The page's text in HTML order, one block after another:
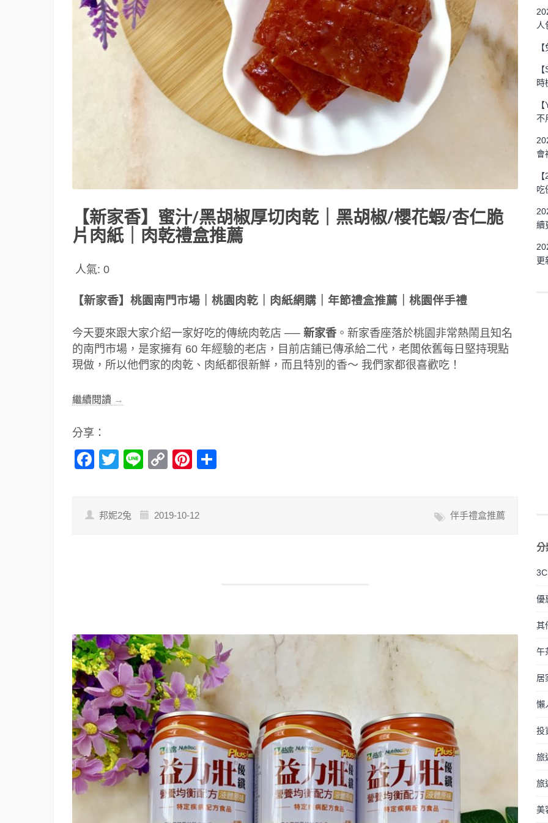
【新家香】蜜汁/黑胡椒厚切肉乾｜黑胡椒/櫻花蝦/杏仁脆
片肉紙｜肉乾禮盒推薦
人氣: 0
【新家香】桃園南門市場｜桃園肉乾｜肉紙網購｜年節禮盒推薦｜桃園伴手禮
今天要來跟大家介紹一家好吃的傳統肉乾店 ── 新家香 。新家香座落於桃園非常熱鬧且知名
的南門市場，是家擁有 60 年經驗的老店，目前店鋪已傳承給二代，老闆依舊每日堅持現點
現做，所以他們家的肉乾、肉紙都很新鮮，而且特別的香～ 我們家都很喜歡吃！
繼續閱讀 →
分享：
Facebook
Twitter
LineCopyPinterest
邦妮2兔 2019-10-12 伴手禮盒推薦
人
時
不
會
吃
續
更
分
優
其
午
居
懶
投
旅
旅
美